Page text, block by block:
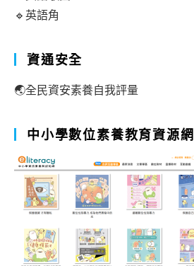
🔹英語角
資通安全
🌏全民資安素養自我評量
中小學數位素養教育資源網